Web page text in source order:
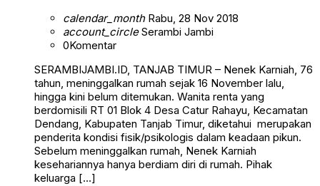
calendar_monthRabu, 28 Nov 2018
account_circleSerambi Jambi
0Komentar
SERAMBIJAMBI.ID, TANJAB TIMUR – Nenek Karniah, 76
tahun, meninggalkan rumah sejak 16 November lalu,
hingga kini belum ditemukan. Wanita renta yang
berdomisili RT 01 Blok 4 Desa Catur Rahayu, Kecamatan
Dendang, Kabupaten Tanjab Timur, diketahui merupakan
penderita kondisi fisik/psikologis dalam keadaan pikun.
Sebelum meninggalkan rumah, Nenek Karniah
kesehariannya hanya berdiam diri di rumah. Pihak
keluarga […]